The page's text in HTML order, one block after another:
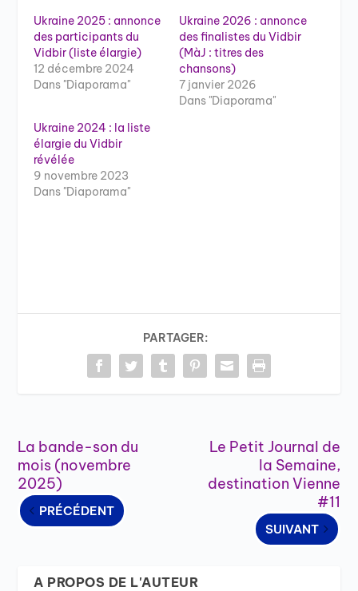
Ukraine 2025 : annonce
des participants du
Vidbir (liste élargie)
12 décembre 2024
Dans "Diaporama"
Ukraine 2026 : annonce
des finalistes du Vidbir
(MàJ : titres des
chansons)
7 janvier 2026
Dans "Diaporama"
Ukraine 2024 : la liste
élargie du Vidbir
révélée
9 novembre 2023
Dans "Diaporama"
PARTAGER:
La bande-son du
mois (novembre
2025)
PRÉCÉDENT
Le Petit Journal de
la Semaine,
destination Vienne
#11
SUIVANT
A PROPOS DE L'AUTEUR